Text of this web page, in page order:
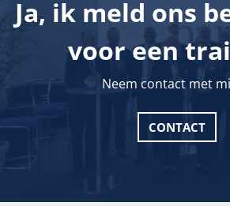
Ja, ik meld ons
voor een
Neem contact met
CONTACT